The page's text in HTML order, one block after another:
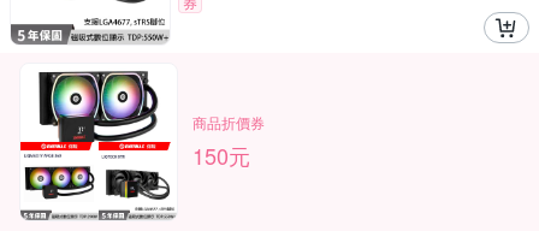
商品折價券
150元